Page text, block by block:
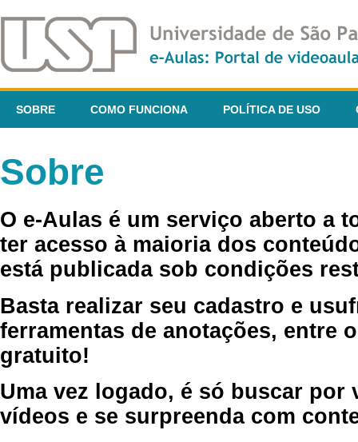
SOBRE COMO FUNCIONA POLÍTICA DE USO
Sobre
O e-Aulas é um serviço aberto a
ter acesso à maioria dos
está publicada sob condições
Basta realizar seu cadastro e
ferramentas de anotações, entre
gratuito!
Uma vez logado, é só buscar por
vídeos e se surpreenda com